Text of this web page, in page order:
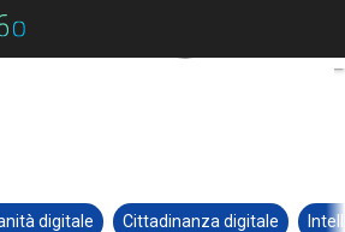
digitale Cittadinanza digitale